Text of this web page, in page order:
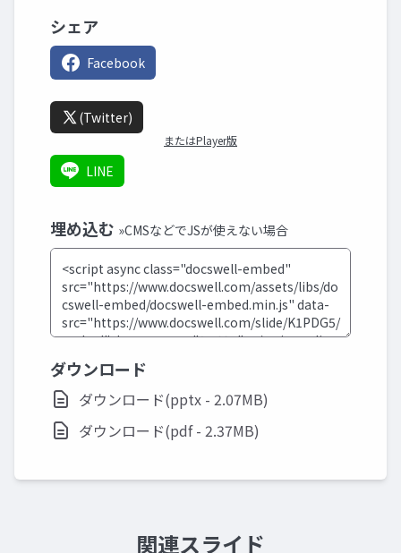
シェア
Facebook
(Twitter)
またはPlayer版
LINE
埋め込む »CMSなどでJSが使えない場合
ダウンロード
ダウンロード(pptx - 2.07MB)
ダウンロード(pdf - 2.37MB)
関連スライド